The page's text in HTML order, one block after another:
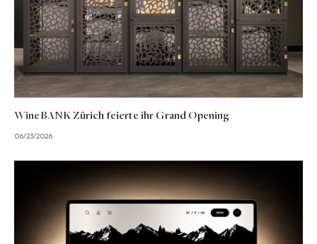
WineBANK Zürich feierte ihr Grand Opening
06/23/2026